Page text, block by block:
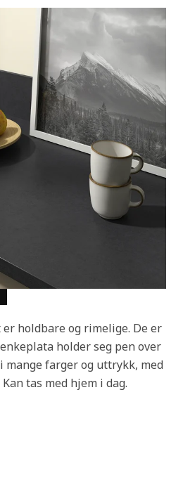
holdbare og rimelige. De er
holder seg pen over
mange farger og uttrykk, med
tas med hjem i dag.